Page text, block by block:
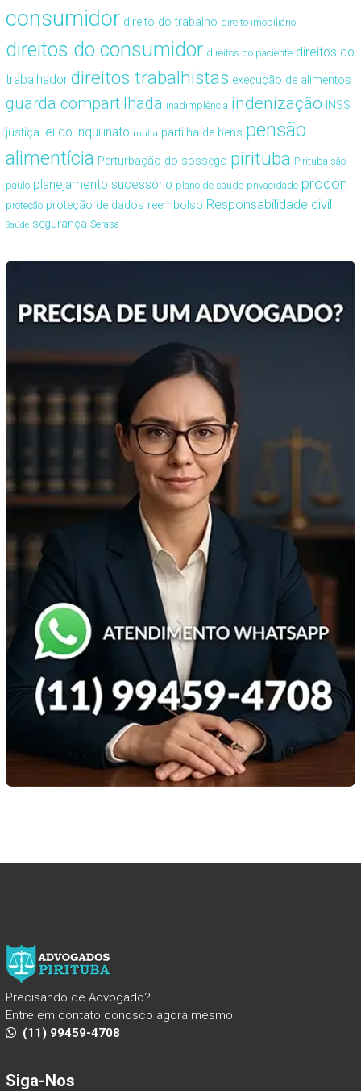
consumidor direito do trabalho direito imobiliário
direitos do consumidor direitos do paciente direitos do
trabalhador direitos trabalhistas execução de alimentos
guarda compartilhada inadimplência indenização INSS
justiça lei do inquilinato multa partilha de bens pensão
alimentícia Perturbação do sossego pirituba Pirituba são
paulo planejamento sucessório plano de saúde privacidade procon
proteção proteção de dados reembolso Responsabilidade civil
Saúde segurança Serasa
Precisando de Advogado?
Entre em contato conosco agora mesmo!
(11) 99459-4708
Siga-Nos